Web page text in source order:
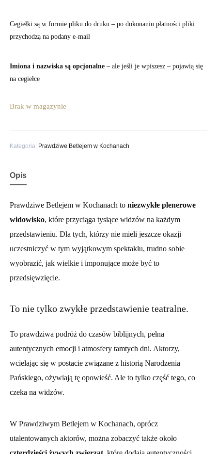
Cegiełki są w formie pliku do druku – po dokonaniu płatności pliki
przychodzą na podany e-mail
Imiona i nazwiska są opcjonalne – ale jeśli je wpiszesz – pojawią się
na cegiełce
Brak w magazynie
Kategoria: Prawdziwe Betlejem w Kochanach
Opis
Prawdziwe Betlejem w Kochanach to niezwykłe plenerowe
widowisko, które przyciąga tysiące widzów na każdym
przedstawieniu. Dla tych, którzy nie mieli jeszcze okazji
uczestniczyć w tym wyjątkowym spektaklu, trudno sobie
wyobrazić, jak wielkie i imponujące może być to
przedsięwzięcie.
To nie tylko zwykłe przedstawienie teatralne.
To prawdziwa podróż do czasów biblijnych, pełna
autentycznych emocji i atmosfery tamtych dni. Aktorzy,
wcielając się w postacie związane z historią Narodzenia
Pańskiego, ożywiają tę opowieść. Ale to tylko część tego, co
czeka na widzów.
W Prawdziwym Betlejem w Kochanach, oprócz
utalentowanych aktorów, można zobaczyć także około